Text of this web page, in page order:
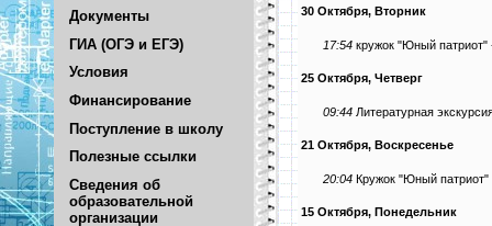
Документы
ГИА (ОГЭ и ЕГЭ)
Условия
Финансирование
Поступление в школу
Полезные ссылки
Сведения об
образовательной
организации
30 Октября, Вторник
17:54 кружок "Юный патриот"
25 Октября, Четверг
09:44 Литературная
21 Октября, Воскресенье
20:04 Кружок "Юный патриот"
15 Октября, Понедельник